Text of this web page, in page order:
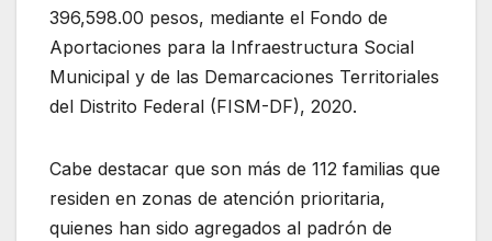
396,598.00 pesos, mediante el Fondo de
Aportaciones para la Infraestructura Social
Municipal y de las Demarcaciones Territoriales
del Distrito Federal (FISM-DF), 2020.
Cabe destacar que son más de 112 familias que
residen en zonas de atención prioritaria,
quienes han sido agregados al padrón de